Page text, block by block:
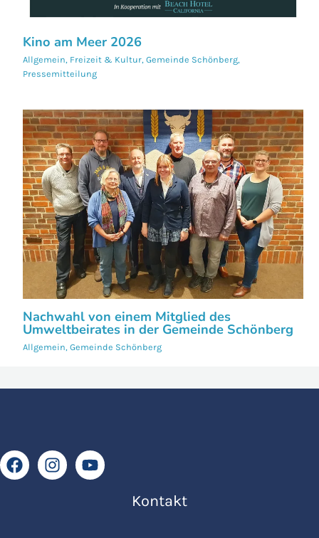
Kino am Meer 2026
Allgemein, Freizeit & Kultur,Gemeinde Schönberg,
Pressemitteilung
Nachwahl von einem Mitglied des
Umweltbeirates in der Gemeinde Schönberg
Allgemein,Gemeinde Schönberg
Kontakt